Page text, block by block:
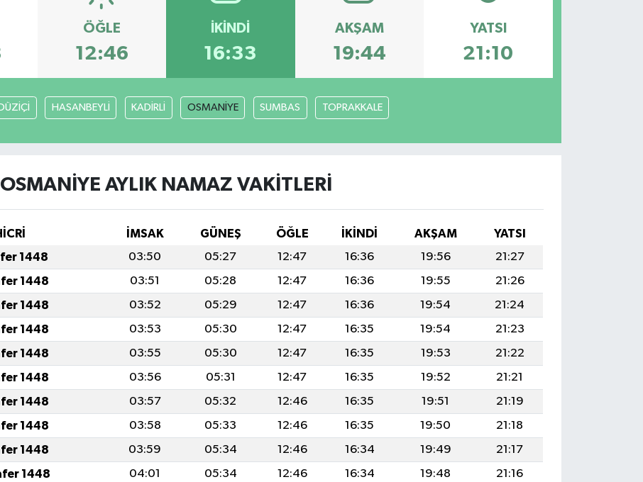
ÖĞLE
12:46
İKINDI
16:33
AKŞAM
19:44
YATSI
21:10
DÜZİÇİ HASANBEYLİ KADİRLİ OSMANİYE SUMBAS TOPRAKKALE
OSMANİYE AYLIK NAMAZ VAKITLERI
İMSAK GÜNEŞ ÖĞLE İKINDI AKŞAM
YATSI
1448 03:50 05:27 12:47 16:36 19:56
21:27
1448 03:51 05:28 12:47 16:36 19:55
21:26
1448 03:52 05:29 12:47 16:36 19:54
21:24
1448 03:53 05:30 12:47 16:35 19:54
21:23
1448 03:55 05:30 12:47 16:35 19:53
21:22
1448 03:56 05:31 12:47 16:35 19:52
21:21
1448 03:57 05:32 12:46 16:35 19:51
21:19
1448 03:58 05:33 12:46 16:35 19:50
21:18
1448 03:59 05:34 12:46 16:34 19:49
21:17
1448 04:01 05:34 12:46 16:34 19:48
21:16